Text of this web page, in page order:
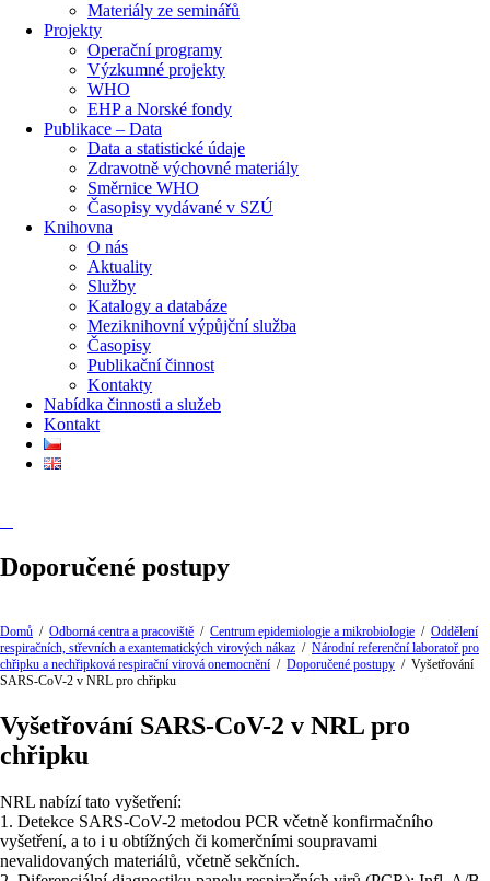
Materiály ze seminářů
Projekty
Operační programy
Výzkumné projekty
WHO
EHP a Norské fondy
Publikace – Data
Data a statistické údaje
Zdravotně výchovné materiály
Směrnice WHO
Časopisy vydávané v SZÚ
Knihovna
O nás
Aktuality
Služby
Katalogy a databáze
Meziknihovní výpůjční služba
Časopisy
Publikační činnost
Kontakty
Nabídka činnosti a služeb
Kontakt
Doporučené postupy
Domů / Odborná centra a pracoviště / Centrum epidemiologie a mikrobiologie / Oddělení
respiračních, střevních a exantematických virových nákaz / Národní referenční laboratoř pro
chřipku a nechřipková respirační virová onemocnění / Doporučené postupy / Vyšetřování
SARS-CoV-2 v NRL pro chřipku
Vyšetřování SARS-CoV-2 v NRL pro
chřipku
NRL nabízí tato vyšetření:
1. Detekce SARS-CoV-2 metodou PCR včetně konfirmačního
vyšetření, a to i u obtížných či komerčními soupravami
nevalidovaných materiálů, včetně sekčních.